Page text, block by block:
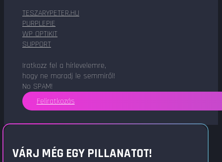
TESZARYPETER.HU
PURPLEPIE
WP OPTIKIT
SUPPORT
Iratkozz fel a hírlevelemre,
hogy ne maradj le semmiről!
No SPAM!
Feliratkozás
VÁRJ MÉG EGY PILLANATOT!